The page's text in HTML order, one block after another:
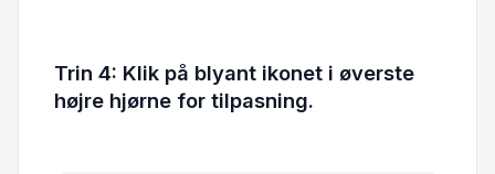
Trin 4: Klik på blyant ikonet i øverste
højre hjørne for tilpasning.